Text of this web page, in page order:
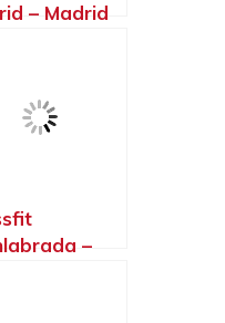
– Madrid
–